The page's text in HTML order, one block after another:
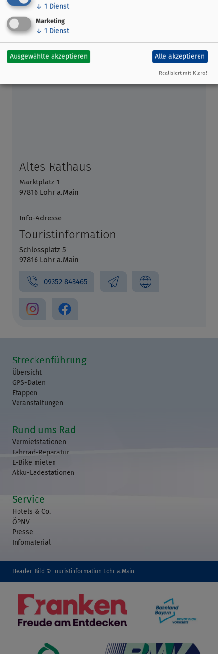
ins Neue Rathaus am Schlossplatz umgesiedelt.
Altes Rathaus
Marktplatz 1
97816 Lohr a.Main
Info-Adresse
Touristinformation
Schlossplatz 5
97816 Lohr a.Main
09352 848465
Streckenführung
Übersicht
GPS-Daten
Etappen
Veranstaltungen
Rund ums Rad
Vermietstationen
Fahrrad-Reparatur
E-Bike mieten
Akku-Ladestationen
Service
Hotels & Co.
ÖPNV
Presse
Infomaterial
Header-Bild © Touristinformation Lohr a.Main
↓ 1 Dienst
Marketing
↓ 1 Dienst
Ausgewählte akzeptieren Alle akzeptieren
Realisiert mit Klaro!